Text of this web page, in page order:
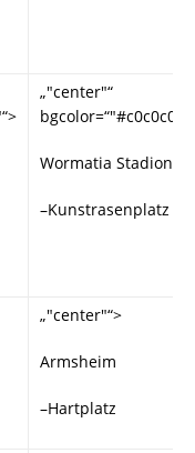
„"center"“
Wormatia Stadion
–Kunstrasenplatz
„"center"“>
Armsheim
–Hartplatz